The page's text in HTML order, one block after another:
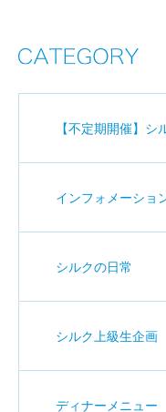
【不定期開催】シ
インフォメーショ
シルクの日常
シルク上級生企画
ディナーメニュー